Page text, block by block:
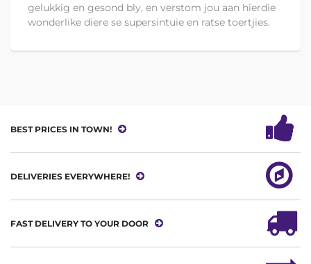
gelukkig en gesond bly, en verstom jou aan hierdie
wonderlike diere se supersintuie en ratse toertjies.
BEST PRICES IN TOWN!
DELIVERIES EVERYWHERE!
FAST DELIVERY TO YOUR DOOR